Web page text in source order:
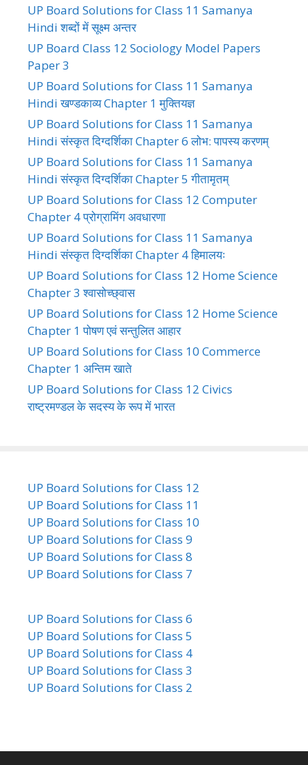
UP Board Solutions for Class 11 Samanya
Hindi शब्दों में सूक्ष्म अन्तर
UP Board Class 12 Sociology Model Papers
Paper 3
UP Board Solutions for Class 11 Samanya
Hindi खण्डकाव्य Chapter 1 मुक्तियज्ञ
UP Board Solutions for Class 11 Samanya
Hindi संस्कृत दिग्दर्शिका Chapter 6 लोभ: पापस्य करणम्
UP Board Solutions for Class 11 Samanya
Hindi संस्कृत दिग्दर्शिका Chapter 5 गीतामृतम्
UP Board Solutions for Class 12 Computer
Chapter 4 प्रोग्रामिंग अवधारणा
UP Board Solutions for Class 11 Samanya
Hindi संस्कृत दिग्दर्शिका Chapter 4 हिमालयः
UP Board Solutions for Class 12 Home Science
Chapter 3 श्वासोच्छ्वास
UP Board Solutions for Class 12 Home Science
Chapter 1 पोषण एवं सन्तुलित आहार
UP Board Solutions for Class 10 Commerce
Chapter 1 अन्तिम खाते
UP Board Solutions for Class 12 Civics
राष्ट्रमण्डल के सदस्य के रूप में भारत
UP Board Solutions for Class 12
UP Board Solutions for Class 11
UP Board Solutions for Class 10
UP Board Solutions for Class 9
UP Board Solutions for Class 8
UP Board Solutions for Class 7
UP Board Solutions for Class 6
UP Board Solutions for Class 5
UP Board Solutions for Class 4
UP Board Solutions for Class 3
UP Board Solutions for Class 2